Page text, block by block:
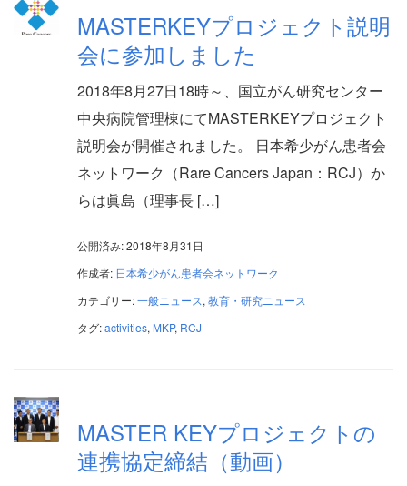
MASTERKEYプロジェクト説明
会に参加しました
2018年8月27日18時～、国立がん研究センター
中央病院管理棟にてMASTERKEYプロジェクト
説明会が開催されました。 日本希少がん患者会
ネットワーク（Rare Cancers Japan：RCJ）か
らは眞島（理事長 […]
公開済み: 2018年8月31日
作成者: 日本希少がん患者会ネットワーク
カテゴリー:一般ニュース, 教育・研究ニュース
タグ:activities, MKP, RCJ
MASTER KEYプロジェクトの
連携協定締結（動画）